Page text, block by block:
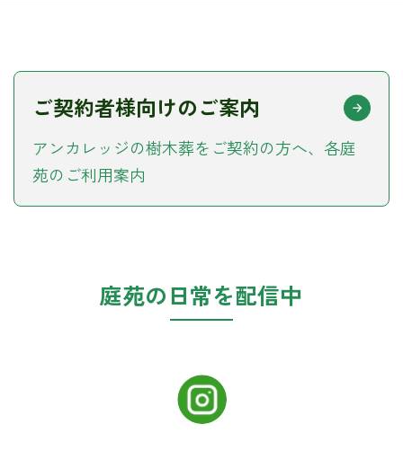
ご契約者様向けのご案内
アンカレッジの樹木葬をご契約の方へ、 各庭
苑のご利用案内
庭苑の日常を配信中